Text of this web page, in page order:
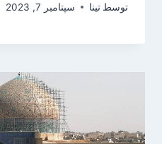
توسط تینا سپتامبر 7, 2023